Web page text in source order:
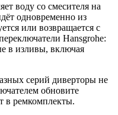
воду со смесителя на
одновременно из
или возвращается с
Hansgrohe:
в изливы, включая
серий диверторы не
обновите
в ремкомплекты.